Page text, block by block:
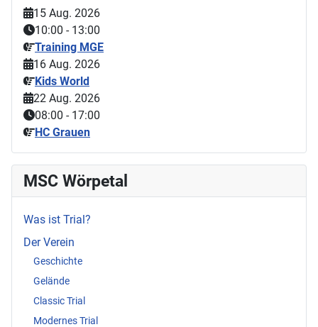
15 Aug. 2026
10:00 - 13:00
Training MGE
16 Aug. 2026
Kids World
22 Aug. 2026
08:00 - 17:00
HC Grauen
MSC Wörpetal
Was ist Trial?
Der Verein
Geschichte
Gelände
Classic Trial
Modernes Trial